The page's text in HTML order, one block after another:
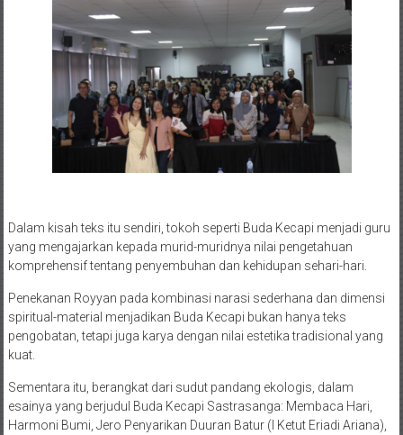
Dalam kisah teks itu sendiri, tokoh seperti Buda Kecapi menjadi guru
yang mengajarkan kepada murid-muridnya nilai pengetahuan
komprehensif tentang penyembuhan dan kehidupan sehari-hari.
Penekanan Royyan pada kombinasi narasi sederhana dan dimensi
spiritual-material menjadikan Buda Kecapi bukan hanya teks
pengobatan, tetapi juga karya dengan nilai estetika tradisional yang
kuat.
Sementara itu, berangkat dari sudut pandang ekologis, dalam
esainya yang berjudul Buda Kecapi Sastrasanga: Membaca Hari,
Harmoni Bumi, Jero Penyarikan Duuran Batur (I Ketut Eriadi Ariana),